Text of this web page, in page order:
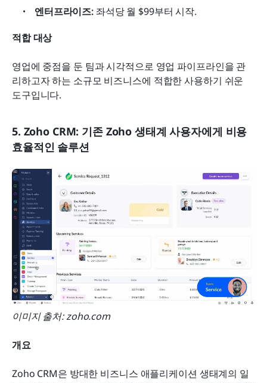
엔터프라이즈: 좌석당 월 $99부터 시작.
적합 대상
영업에 중점을 둔 팀과 시각적으로 영업 파이프라인을 관
리하고자 하는 소규모 비즈니스에 적합한 사용하기 쉬운
도구입니다.
5. Zoho CRM: 기존 Zoho 생태계 사용자에게 비용
효율적인 솔루션
이미지 출처: zoho.com
개요
Zoho CRM은 방대한 비즈니스 애플리케이션 생태계의 일